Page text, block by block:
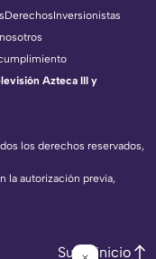
los derechos reservados,
la autorización previa,
DerechosInversionistas
Azteca III y
Subir inicio